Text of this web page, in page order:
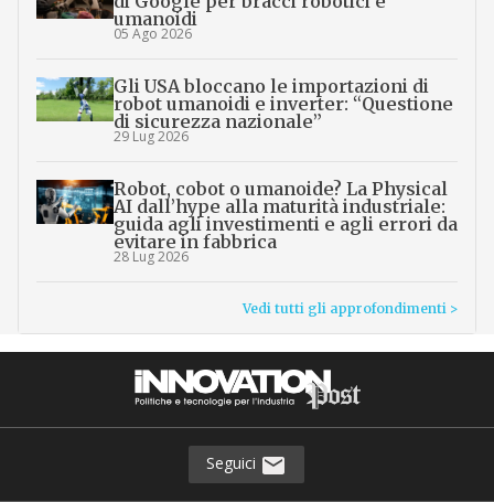
umanoidi
05 Ago 2026
Gli USA bloccano le importazioni di
robot umanoidi e inverter: “Questione
di sicurezza nazionale”
29 Lug 2026
Robot, cobot o umanoide? La Physical
AI dall’hype alla maturità industriale:
guida agli investimenti e agli errori da
evitare in fabbrica
28 Lug 2026
Vedi tutti gli approfondimenti >
Seguici